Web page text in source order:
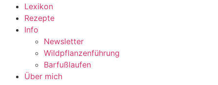
Lexikon
Rezepte
Info
Newsletter
Wildpflanzenführung
Barfußlaufen
Über mich